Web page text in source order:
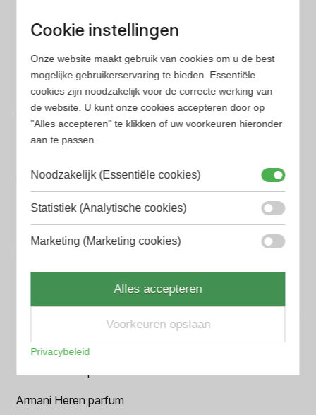
Laagste prijs
Gegarandeerd de laagste prijs. Wij vergelijken prijzen
van verschillende websites
Op onze website vind je eenvoudig je favoriete
parfum met onze geavanceerde zoekfilters
Bespaar tijd en geld
minder tijd en geld kwijt bent
Populaire herengeuren
Amouage Heren parfum
Armani Heren parfum
Cookie instellingen
Onze website maakt gebruik van cookies om u de best
mogelijke gebruikerservaring te bieden. Essentiële
cookies zijn noodzakelijk voor de correcte werking van
de website. U kunt onze cookies accepteren door op
"Alles accepteren" te klikken of uw voorkeuren hieronder
aan te passen.
Noodzakelijk (Essentiële cookies)
Statistiek (Analytische cookies)
Marketing (Marketing cookies)
Alles accepteren
Voorkeuren opslaan
Privacybeleid